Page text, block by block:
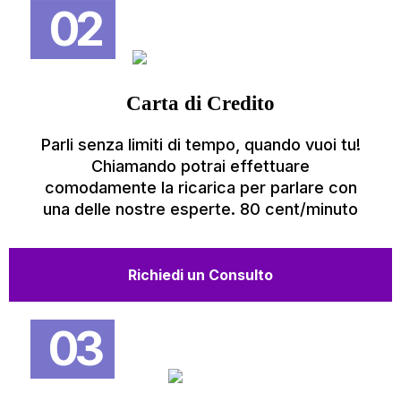
02
Carta di Credito
Parli senza limiti di tempo, quando vuoi tu!
Chiamando potrai effettuare
comodamente la ricarica per parlare con
una delle nostre esperte. 80 cent/minuto
Richiedi un Consulto
03